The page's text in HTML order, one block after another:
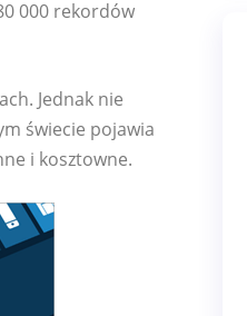
000 rekordów
Jednak nie
świecie pojawia
i kosztowne.